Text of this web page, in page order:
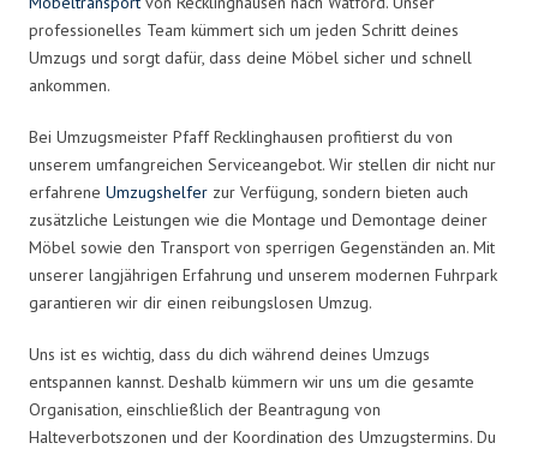
professionelles Team kümmert sich um jeden Schritt deines
Umzugs und sorgt dafür, dass deine Möbel sicher und schnell
ankommen.
Bei Umzugsmeister Pfaff Recklinghausen profitierst du von
unserem umfangreichen Serviceangebot. Wir stellen dir nicht nur
erfahrene Umzugshelfer zur Verfügung, sondern bieten auch
zusätzliche Leistungen wie die Montage und Demontage deiner
Möbel sowie den Transport von sperrigen Gegenständen an. Mit
unserer langjährigen Erfahrung und unserem modernen Fuhrpark
garantieren wir dir einen reibungslosen Umzug.
Uns ist es wichtig, dass du dich während deines Umzugs
entspannen kannst. Deshalb kümmern wir uns um die gesamte
Organisation, einschließlich der Beantragung von
Halteverbotszonen und der Koordination des Umzugstermins. Du